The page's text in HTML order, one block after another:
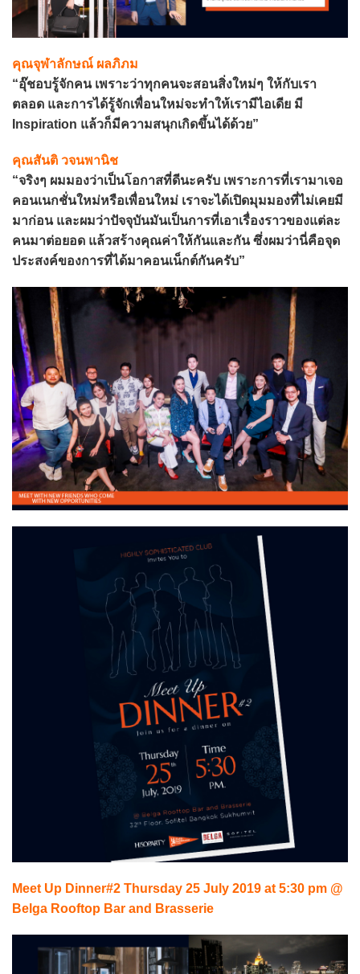
คุณจุฬาลักษณ์ ผลภิภม
“อุ๊ชอบรู้จักคน เพราะว่าทุกคนจะสอนสิ่งใหม่ๆ ให้กับเรา
ตลอด และการได้รู้จักเพื่อนใหม่จะทำให้เรามีไอเดีย มี
Inspiration แล้วก็มีความสนุกเกิดขึ้นได้ด้วย”
คุณสันติ วจนพานิช
“จริงๆ ผมมองว่าเป็นโอกาสที่ดีนะครับ เพราะการที่เรามาเจอ
คอนเนกชั่นใหม่หรือเพื่อนใหม่ เราจะได้เปิดมุมมองที่ไม่เคยมี
มาก่อน และผมว่าปัจจุบันมันเป็นการที่เอาเรื่องราวของแต่ละ
คนมาต่อยอด แล้วสร้างคุณค่าให้กันและกัน ซึ่งผมว่านี่คือจุด
ประสงค์ของการที่ได้มาคอนเน็กต์กันครับ”
Meet Up Dinner#2 Thursday 25 July 2019 at 5:30 pm @
Belga Rooftop Bar and Brasserie